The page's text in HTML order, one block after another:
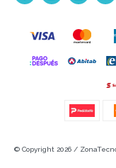
© Copyright 2026 /